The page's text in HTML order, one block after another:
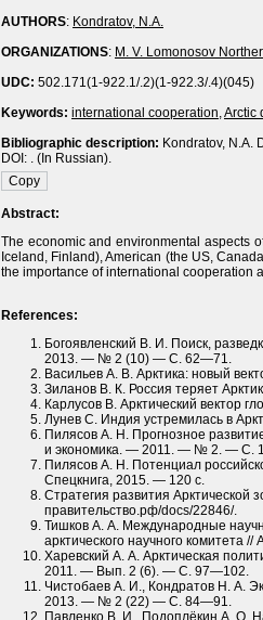
AUTHORS: Kondratov, N.A.
ORGANIZATIONS: M. V. Lomonosov
UDC: 502.171(1-922.1/.2)(1-922.3/.4)(045)
Keywords: international cooperation,Arctic
Bibliographic description: Kondratov, N.A.
DOI: . (In Russian).
Abstract:
The economic and environmental aspects
Iceland, Finland), American (the US,
the importance of international cooperation
References:
Богоявленский В. И. Поиск,
2013. — № 2 (10) — С. 62—71.
Васильев А. В. Арктика: новый
Зиланов В. К. Россия теряет
Карлусов В. Арктический вектор
Лунев С. Индия устремилась в
Пилясов А. Н. Прогнозное
и экономика. — 2011. — № 2. — С.
Пилясов А. Н. Потенциал
Спецкнига, 2015. — 120 с.
Стратегия развития Арктической
правительство.рф/docs/22846/.
Тишков А. А. Международные
арктического научного
Харевский А. А. Арктическая
2011. — Вып. 2 (6). — С. 97—102.
Чистобаев А. И., Кондратов Н. А.
2013. — № 2 (22) — С. 84—91.
Павленко В. И., Подоплёкин А. О.